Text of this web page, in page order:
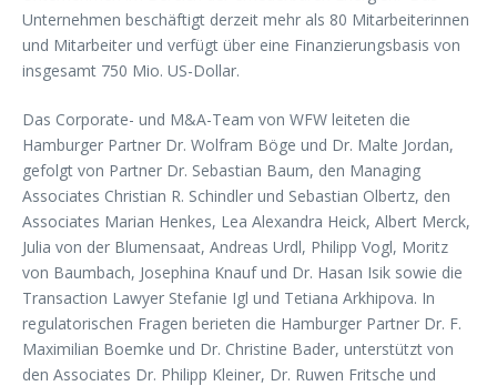
Unternehmen beschäftigt derzeit mehr als 80 Mitarbeiterinnen
und Mitarbeiter und verfügt über eine Finanzierungsbasis von
insgesamt 750 Mio. US-Dollar.
Das Corporate- und M&A-Team von WFW leiteten die
Hamburger Partner Dr. Wolfram Böge und Dr. Malte Jordan,
gefolgt von Partner Dr. Sebastian Baum, den Managing
Associates Christian R. Schindler und Sebastian Olbertz, den
Associates Marian Henkes, Lea Alexandra Heick, Albert Merck,
Julia von der Blumensaat, Andreas Urdl, Philipp Vogl, Moritz
von Baumbach, Josephina Knauf und Dr. Hasan Isik sowie die
Transaction Lawyer Stefanie Igl und Tetiana Arkhipova. In
regulatorischen Fragen berieten die Hamburger Partner Dr. F.
Maximilian Boemke und Dr. Christine Bader, unterstützt von
den Associates Dr. Philipp Kleiner, Dr. Ruwen Fritsche und